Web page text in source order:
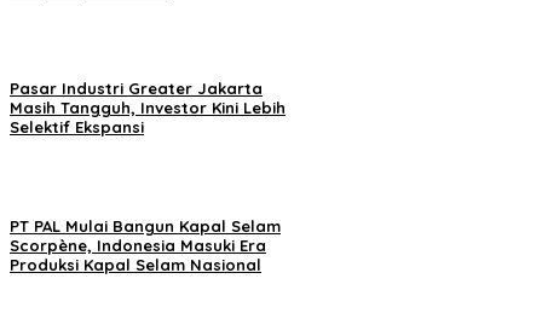
Pasar Industri Greater Jakarta
Masih Tangguh, Investor Kini Lebih
Selektif Ekspansi
PT PAL Mulai Bangun Kapal Selam
Scorpène, Indonesia Masuki Era
Produksi Kapal Selam Nasional